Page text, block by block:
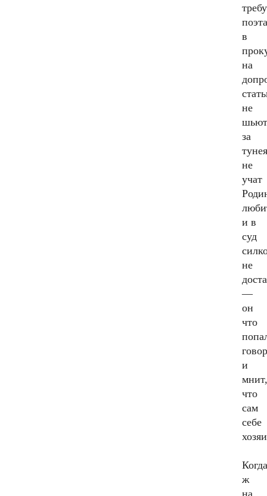
в
на
не
за
не
учат
и в
суд
не
—
он
что
и
что
сам
себе
ж
на